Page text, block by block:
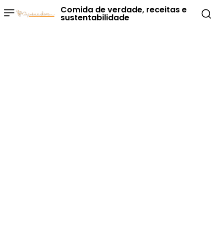
Comida de verdade, receitas e
sustentabilidade